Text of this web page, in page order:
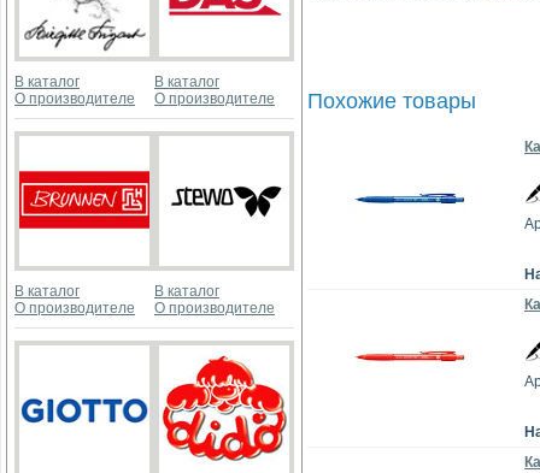
В каталог
О производителе
В каталог
О производителе
В каталог
О производителе
В каталог
О производителе
Похожие товары